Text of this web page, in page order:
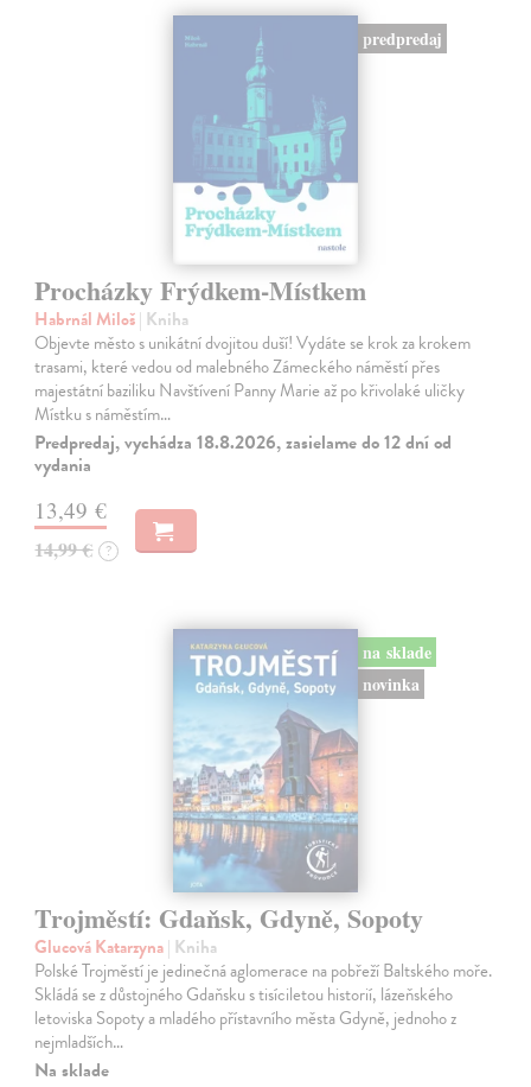
predpredaj
Procházky Frýdkem-Místkem
Habrnál Miloš| Kniha
Objevte město s unikátní dvojitou duší! Vydáte se krok za krokem
trasami, které vedou od malebného Zámeckého náměstí přes
majestátní baziliku Navštívení Panny Marie až po křivolaké uličky
Místku s náměstím…
Predpredaj, vychádza 18.8.2026, zasielame do 12 dní od
vydania
13,49 €
14,99 € ?
na sklade
novinka
Trojměstí: Gdaňsk, Gdyně, Sopoty
Glucová Katarzyna| Kniha
Polské Trojměstí je jedinečná aglomerace na pobřeží Baltského moře.
Skládá se z důstojného Gdaňsku s tisíciletou historií, lázeňského
letoviska Sopoty a mladého přístavního města Gdyně, jednoho z
nejmladších…
Na sklade